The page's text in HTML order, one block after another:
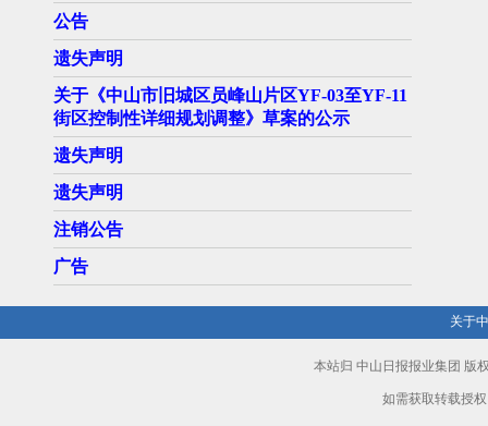
公告
遗失声明
关于《中山市旧城区员峰山片区YF-03至YF-11
街区控制性详细规划调整》草案的公示
遗失声明
遗失声明
注销公告
广告
关于
本站归 中山日报报业集团 版
如需获取转载授